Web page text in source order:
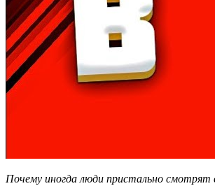
Почему иногда люди пристально смотрят